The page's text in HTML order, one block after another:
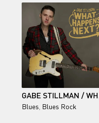
Blues Blues Rock